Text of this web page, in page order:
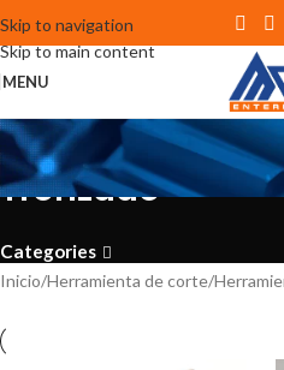
Skip to navigation
Skip to main content
MENU
Herramienta de
Tronzado
Categories
Inicio Herramienta de corte